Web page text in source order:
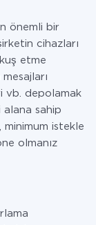
önemli bir
cihazları
etme
vb. depolamak
alana sahip
istekle
olmanız